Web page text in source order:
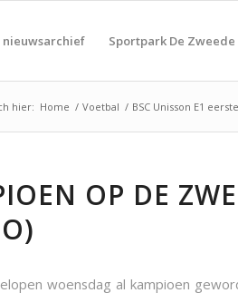
Sportpark De Zweede
hier: Home / Voetbal / BSC Unisson E1
OP DE
woensdag al kampioen